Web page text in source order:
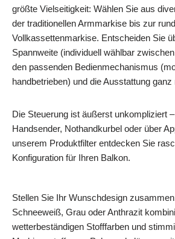
größte Vielseitigkeit: Wählen Sie aus
der traditionellen Armmarkise bis zur
Vollkassettenmarkise. Entscheiden Sie
Spannweite (individuell wählbar
den passenden Bedienmechanismus
handbetrieben) und die Ausstattung
Die Steuerung ist äußerst unkompliziert
Handsender, Nothandkurbel oder über
unserem Produktfilter entdecken Sie
Konfiguration für Ihren Balkon.
Stellen Sie Ihr Wunschdesign
Schneeweiß, Grau oder Anthrazit
wetterbeständigen Stofffarben und